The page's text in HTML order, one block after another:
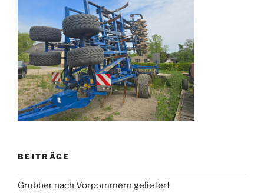
BEITRÄGE
Grubber nach Vorpommern geliefert